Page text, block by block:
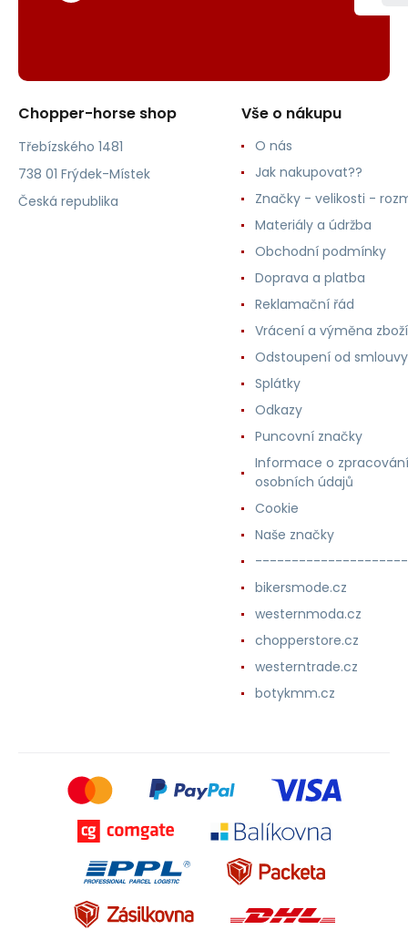
Chopper-horse shop
Třebízského 1481
738 01 Frýdek-Místek
Česká republika
Vše o nákupu
O nás
Jak nakupovat??
Značky - velikosti -
Materiály a údržba
Obchodní podmínky
Doprava a platba
Reklamační řád
Vrácení a výměna zboží
Odstoupení od smlouvy
Splátky
Odkazy
Puncovní značky
Informace o zpracování
osobních údajů
Cookie
Naše značky
bikersmode.cz
westernmoda.cz
chopperstore.cz
westerntrade.cz
botykmm.cz